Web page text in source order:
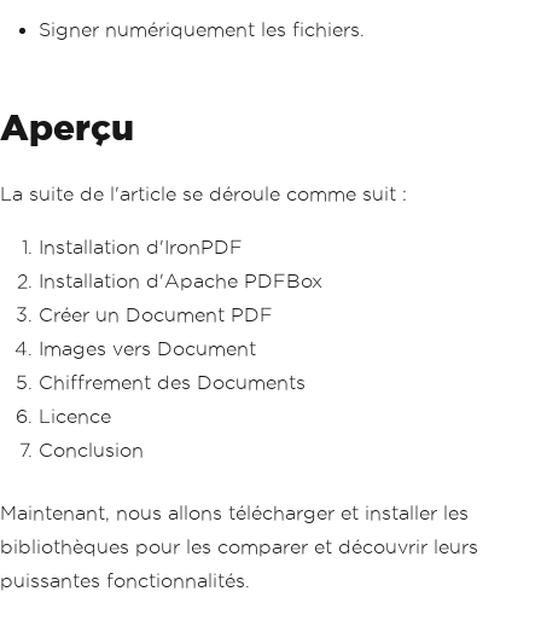
Signer numériquement les fichiers.
Aperçu
La suite de l'article se déroule comme suit :
Installation d'IronPDF
Installation d'Apache PDFBox
Créer un Document PDF
Images vers Document
Chiffrement des Documents
Licence
Conclusion
Maintenant, nous allons télécharger et installer les
bibliothèques pour les comparer et découvrir leurs
puissantes fonctionnalités.